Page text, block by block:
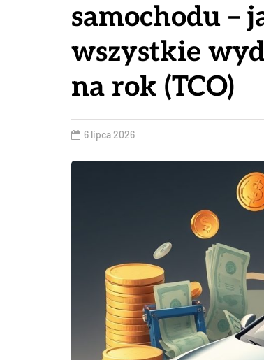
samochodu –
wszystkie
na rok (TCO)
6 lipca 2026